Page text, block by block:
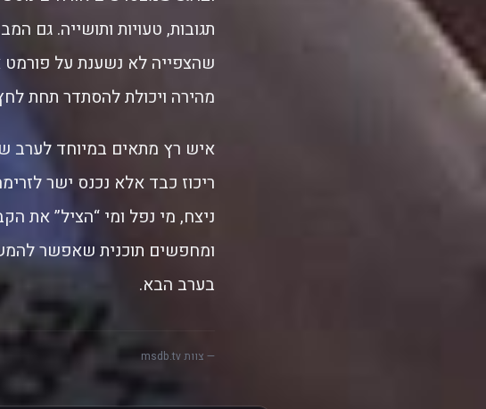
תגובות, טעויות ותושייה. גם
שהצפייה לא נשענת על פורמט
מהירה ויכולת להסתדר תחת
איש רץ מתאים במיוחד לערב
ריכוז כבד אלא נכנס ישר
ניצח, מי נפל ומי “הציל” את
ומחפשים תוכנית שאפשר
בערב הבא.
— צוות msdb.tv